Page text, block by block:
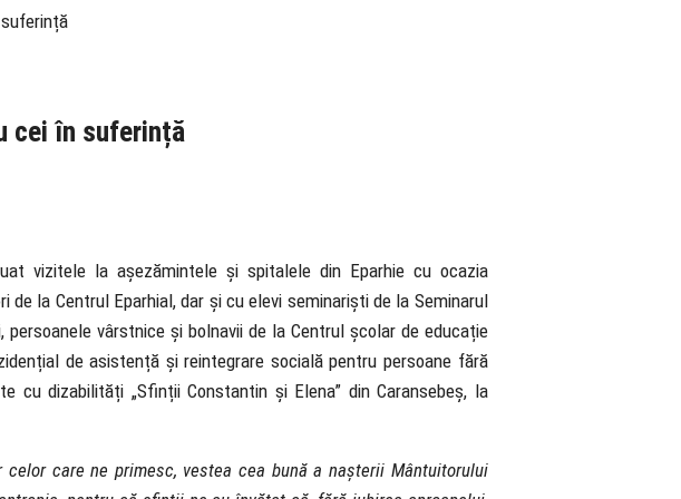
cei în suferință
vizitele la așezămintele și spitalele din Eparhie cu ocazia
la Centrul Eparhial, dar și cu elevi seminariști de la Seminarul
persoanele vârstnice și bolnavii de la Centrul școlar de educație
de asistență și reintegrare socială pentru persoane fără
cu dizabilități „Sfinții Constantin și Elena” din Caransebeș, la
care ne primesc, vestea cea bună a nașterii Mântuitorului